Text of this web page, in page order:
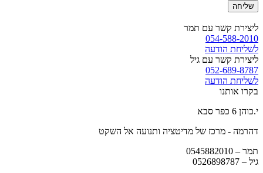
שליחה
ליצירת קשר עם תמר
054-588-2010
לשליחת הודעה
ליצירת קשר עם גיל
052-689-8787
לשליחת הודעה
בקרו אותנו
י.כוהן 6 כפר סבא
דהרמה - מרכז של מדיטציה ותנועה אל השקט
תמר – 0545882010
גיל – 0526898787